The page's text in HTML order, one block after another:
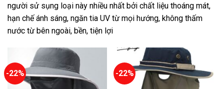
người sử sụng loại này nhiều nhất bởi chất liệu thoáng mát,
hạn chế ánh sáng, ngăn tia UV từ mọi hướng, không thấm
nước từ bên ngoài, bền, tiện lợi
-22% -22%